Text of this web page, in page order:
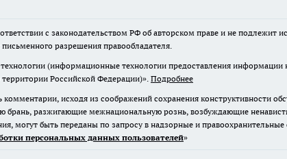
с законодательством РФ об авторском праве и не
разрешения правообладателя.
(информационные технологии предоставления информации
Российской Федерации)». Подробнее
исходя из соображений сохранения конструктивности
разжигающие межнациональную рознь, возбуждающие
могут быть переданы по запросу в надзорные и правоохранительные
персональных данных пользователей»